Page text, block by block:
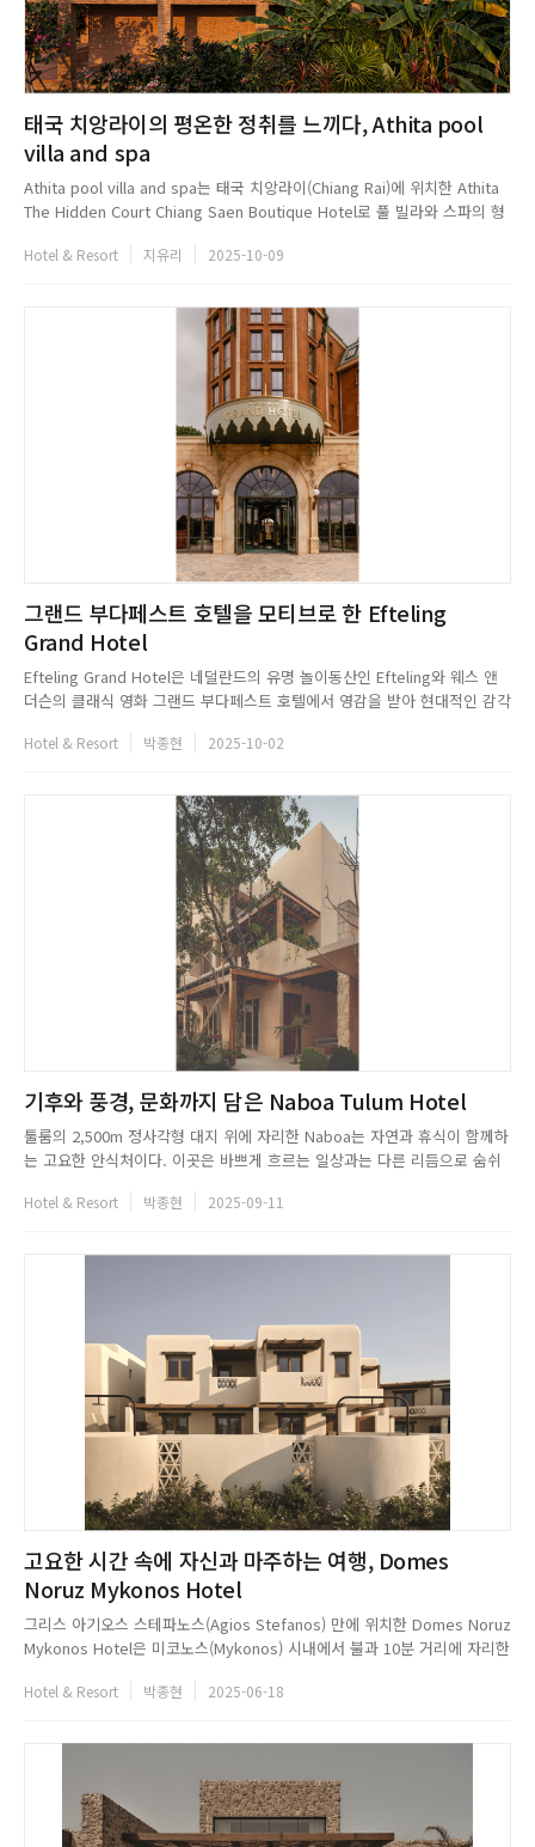
태국 치앙라이의 평온한 정취를 느끼다, Athita pool
villa and spa
Athita pool villa and spa는 태국 치앙라이(Chiang Rai)에 위치한 Athita
The Hidden Court Chiang Saen Boutique Hotel로 풀 빌라와 스파의 형
구성된 치앙라이의 지역적 특색을 디자인 언어로 채택하여, 차분하고 평온
Hotel & Resort 지유리 2025-10-09
그랜드 부다페스트 호텔을 모티브로 한 Efteling
Grand Hotel
Efteling Grand Hotel은 네덜란드의 유명 놀이동산인 Efteling와 웨스 앤
더슨의 클래식 영화 그랜드 부다페스트 호텔에서 영감을 받아 현대적인 감각
각적인 색조의 배합이 돋보이며 대리석, 테라조, 나무, 황동 등 진정성 있는
Hotel & Resort 박종현 2025-10-02
기후와 풍경, 문화까지 담은 Naboa Tulum Hotel
툴룸의 2,500m 정사각형 대지 위에 자리한 Naboa는 자연과 휴식이 함께하
는 고요한 안식처이다. 이곳은 바쁘게 흐르는 일상과는 다른 리듬으로 숨쉬
대 정원을 중심으로 배치되어 있는 구성은 마치 작은 세계를 형성하듯 외부
Hotel & Resort 박종현 2025-09-11
고요한 시간 속에 자신과 마주하는 여행, Domes
Noruz Mykonos Hotel
그리스 아기오스 스테파노스(Agios Stefanos) 만에 위치한 Domes Noruz
Mykonos Hotel은 미코노스(Mykonos) 시내에서 불과 10분 거리에 자리한
자랑한다. 미코노스 특유의 양식을 반영한 섬세한 클라우스트라와 유기적인
Hotel & Resort 박종현 2025-06-18